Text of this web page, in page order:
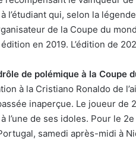
l’étudiant qui, selon la
de la Coupe du
en 2019. L’édition de
de polémique à la Coupe
à la Cristiano Ronaldo de
inaperçue. Le joueur de
l’une de ses idoles. Pour le
samedi après-midi à